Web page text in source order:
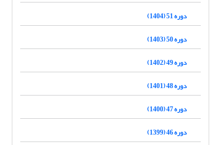
دوره 51 (1404)
دوره 50 (1403)
دوره 49 (1402)
دوره 48 (1401)
دوره 47 (1400)
دوره 46 (1399)